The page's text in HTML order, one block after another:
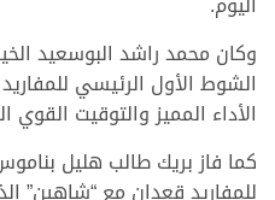
وكان محمد راشد البوسعيد
الشوط الأول الرئيسي
الأداء المميز والتوقيت القوي
كما فاز بريك طالب هليل
للمفاريد قعدان مع “شاهين”